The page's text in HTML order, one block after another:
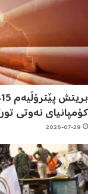
کۆمپانیای نەوتی
2026-07-29